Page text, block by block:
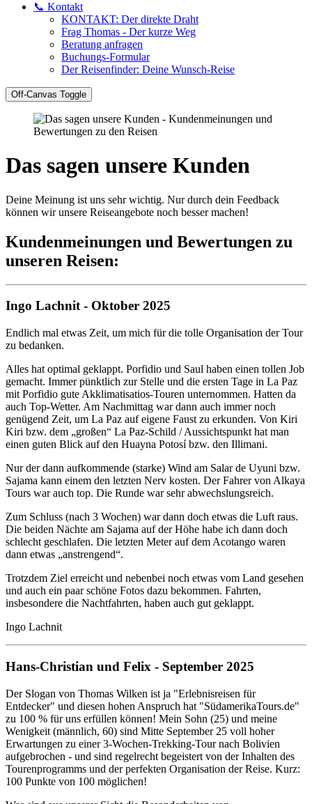
📞 Kontakt
KONTAKT: Der direkte Draht
Frag Thomas - Der kurze Weg
Beratung anfragen
Buchungs-Formular
Der Reisenfinder: Deine Wunsch-Reise
Off-Canvas Toggle
Das sagen unsere Kunden
Deine Meinung ist uns sehr wichtig. Nur durch dein Feedback
können wir unsere Reiseangebote noch besser machen!
Kundenmeinungen und Bewertungen zu
unseren Reisen:
Ingo Lachnit - Oktober 2025
Endlich mal etwas Zeit, um mich für die tolle Organisation der Tour
zu bedanken.
Alles hat optimal geklappt. Porfidio und Saul haben einen tollen Job
gemacht. Immer pünktlich zur Stelle und die ersten Tage in La Paz
mit Porfidio gute Akklimatisatios-Touren unternommen. Hatten da
auch Top-Wetter. Am Nachmittag war dann auch immer noch
genügend Zeit, um La Paz auf eigene Faust zu erkunden. Von Kiri
Kiri bzw. dem „großen“ La Paz-Schild / Aussichtspunkt hat man
einen guten Blick auf den Huayna Potosí bzw. den Illimani.
Nur der dann aufkommende (starke) Wind am Salar de Uyuni bzw.
Sajama kann einem den letzten Nerv kosten. Der Fahrer von Alkaya
Tours war auch top. Die Runde war sehr abwechslungsreich.
Zum Schluss (nach 3 Wochen) war dann doch etwas die Luft raus.
Die beiden Nächte am Sajama auf der Höhe habe ich dann doch
schlecht geschlafen. Die letzten Meter auf dem Acotango waren
dann etwas „anstrengend“.
Trotzdem Ziel erreicht und nebenbei noch etwas vom Land gesehen
und auch ein paar schöne Fotos dazu bekommen. Fahrten,
insbesondere die Nachtfahrten, haben auch gut geklappt.
Ingo Lachnit
Hans-Christian und Felix - September 2025
Der Slogan von Thomas Wilken ist ja "Erlebnisreisen für
Entdecker" und diesen hohen Anspruch hat "SüdamerikaTours.de"
zu 100 % für uns erfüllen können! Mein Sohn (25) und meine
Wenigkeit (männlich, 60) sind Mitte September 25 voll hoher
Erwartungen zu einer 3-Wochen-Trekking-Tour nach Bolivien
aufgebrochen - und sind regelrecht begeistert von der Inhalten des
Tourenprogramms und der perfekten Organisation der Reise. Kurz:
100 Punkte von 100 möglichen!